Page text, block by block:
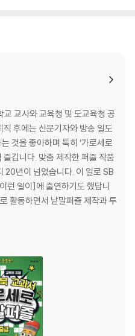
교사와 교육청 및 도교육청 공
후에는 신문기자와 방송 일도
것을 좋아하며 특히 ‘가로세로
즐깁니다. 맞춤 제작한 퍼즐 작품
20년이 넘었습니다. 이 일로 SB
런 일이]에 출연하기도 했답니
활동하면서 낱말퍼즐 제작과 투